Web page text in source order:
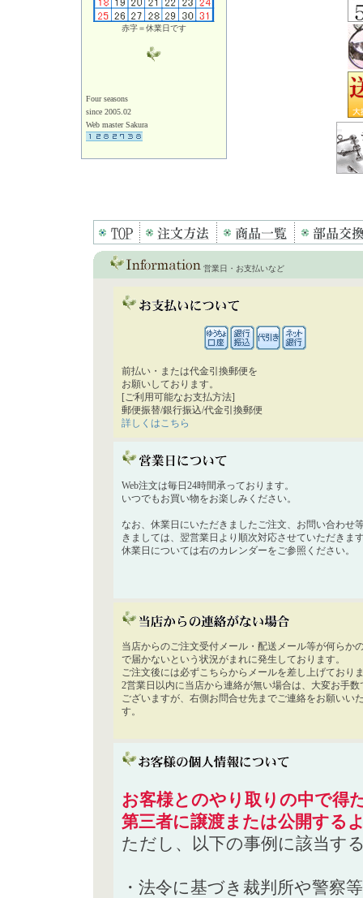
赤字＝休業日です
Four seasons
since 2005.02
Web master Sakura
営業日・お支払いなど
前払い・または代金引換郵便を
お願いしております。
[ご利用可能なお支払方法]
郵便振替/銀行振込/代金引換郵便
詳しくはこちら
Web注文は毎日24時間承っております。
いつでもお買い物をお楽しみください。
なお、休業日にいただきましたご注文、お問い合わせ
きましては、翌営業日より順次対応させていただきま
休業日については右のカレンダーをご参照ください。
当店からのご注文受付メール・配送メール等が何らか
で届かないという状況がまれに発生しております。
ご注文後には必ずこちらからメールを差し上げており
2営業日以内に当店から連絡が無い場合は、大変お手数
ございますが、右側お問合せ先までご連絡をお願いい
す。
お客様とのやり取りの中で得
第三者に譲渡または公開する
ただし、以下の事例に該当す
・法令に基づき裁判所や警察